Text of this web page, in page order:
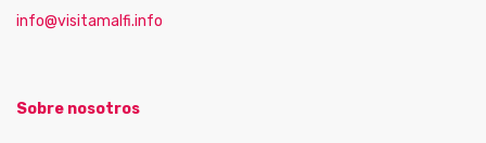
info@visitamalfi.info
Sobre nosotros